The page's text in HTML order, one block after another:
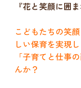
『花と笑顔に囲
こどもたちの笑
しい保育を実現
「子育てと仕事
んか？